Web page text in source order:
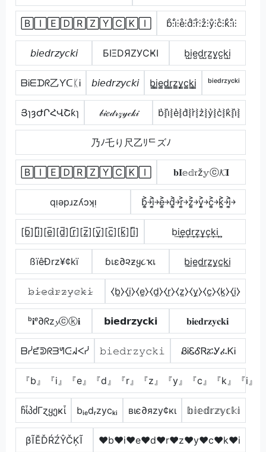
🄱🄸🄴🄳🅁🅉🅈🄲🄺🄸 b̊⫶i̊⫶e̊⫶d̊⫶r̊⫶z̊⫶ẙ⫶c̊⫶k̊⫶i̊⫶
𝘣𝘪𝘦𝘥𝘳𝘻𝘺𝘤𝘬𝘪 БIΞDЯZУCҜI b̺i̺e̺d̺r̺z̺y̺c̺k̺i̺
ᗷᎥᗴᗪᖇ乙ƳᑕᛕᎥ 𝘣𝘪𝘦𝘥𝘳𝘻𝘺𝘤𝘬𝘪 b̳i̳e̳d̳r̳z̳y̳c̳k̳i̳ ᵇⁱᵉᵈʳᶻʸᶜᵏⁱ
ՅɿȝԺՐՀՎՇƙɿ 𝒷𝒾𝑒𝒹𝓇𝓏𝓎𝒸𝓀𝒾 b͛⦚i͛⦚e͛⦚d͛⦚r͛⦚z͛⦚y͛⦚c͛⦚k͛⦚i͛⦚
乃ﾉ乇り尺乙ﾘᄃズﾉ
🄱🄸🄴🄳🅁🅉🅈🄲🄺🄸 𝐛𝐈𝕖𝕕𝔯ž𝕪ⓒ𝓚𝐈
qᴉǝpɹzʎɔʞᴉ b͎͍͐￫i͎͍͐￫e͎͍͐￫d͎͍͐￫r͎͍͐￫z͎͍͐￫y͎͍͐￫c͎͍͐￫k͎͍͐￫i͎͍͐￫
[b̲̅][i̲̅][e̲̅][d̲̅][r̲̅][z̲̅][y̲̅][c̲̅][k̲̅][i̲̅] b͢i͢e͢d͢r͢z͢y͢c͢k͢i͢
ßïêÐrz¥¢kï ɓเε∂૨ƶყ૮ҡเ b̲i̲e̲d̲r̲z̲y̲c̲k̲i̲
𝚋̷𝚒̷𝚎̷𝚍̷𝚛̷𝚣̷𝚢̷𝚌̷𝚔̷𝚒̷ ⧼b̼⧽⧼i̼⧽⧼e̼⧽⧼d̼⧽⧼r̼⧽⧼z̼⧽⧼y̼⧽⧼c̼⧽⧼k̼⧽⧼i̼⧽
ᵇ𝐢ᵉ∂ᖇz𝔂ⓒⓚ𝐢 𝗯𝗶𝗲𝗱𝗿𝘇𝘆𝗰𝗸𝗶 𝐛𝐢𝐞𝐝𝐫𝐳𝐲𝐜𝐤𝐢
ᗷᓰᘿᕲᖇᗱᖻᑢᖽᐸᓰ 𝚋𝚒𝚎𝚍𝚛𝚣𝚢𝚌𝚔𝚒 ᏰᎥᏋᎴᏒፚᎩፈᏦᎥ
『b』『i』『e』『d』『r』『z』『y』『c』『k』『i』
ჩἶპძΓɀყეκἶ bᵢₑdᵣzycₖᵢ вιє∂яzу¢кι 𝕓𝕚𝕖𝕕𝕣𝕫𝕪𝕔𝕜𝕚
βĨĔĎŔŹŶČĶĨ ♥b♥i♥e♥d♥r♥z♥y♥c♥k♥i